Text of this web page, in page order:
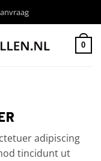
0
adipiscing
tincidunt ut